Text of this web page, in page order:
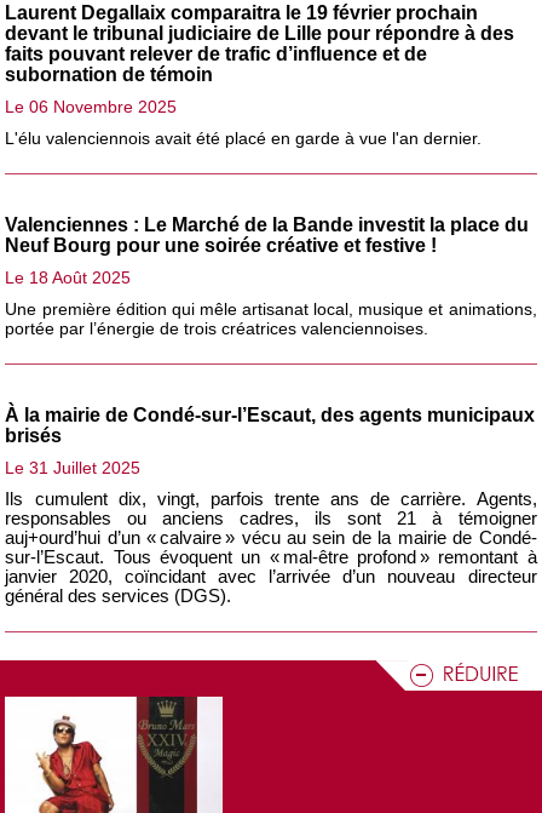
Laurent Degallaix comparaitra le 19 février prochain
devant le tribunal judiciaire de Lille pour répondre à des
faits pouvant relever de trafic d’influence et de
subornation de témoin
Le 06 Novembre 2025
L'élu valenciennois avait été placé en garde à vue l'an dernier.
Valenciennes : Le Marché de la Bande investit la place du
Neuf Bourg pour une soirée créative et festive !
Le 18 Août 2025
Une première édition qui mêle artisanat local, musique et animations,
portée par l’énergie de trois créatrices valenciennoises.
À la mairie de Condé-sur-l’Escaut, des agents municipaux
brisés
Le 31 Juillet 2025
Ils cumulent dix, vingt, parfois trente ans de carrière. Agents,
responsables ou anciens cadres, ils sont 21 à témoigner
auj+ourd’hui d’un « calvaire » vécu au sein de la mairie de Condé-
sur-l’Escaut. Tous évoquent un « mal-être profond » remontant à
janvier 2020, coïncidant avec l’arrivée d’un nouveau directeur
général des services (DGS).
Le Valenciennois a vibré aux coups de pédales du Tour
de France pour la troisième étape
Le 07 Juillet 2025
Valenciennes a été sous les projecteurs ce lundi 7 juillet 2025, à
l’occasion du départ de la troisième étape du Tour de France. Entre
ferveur populaire, météo capricieuse et mise en valeur du